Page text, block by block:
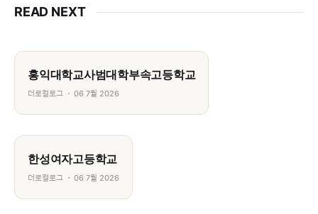
READ NEXT
홍익대학교사범대학부속고등학교
더로컬로그 06 7월 2026
한성여자고등학교
더로컬로그 06 7월 2026